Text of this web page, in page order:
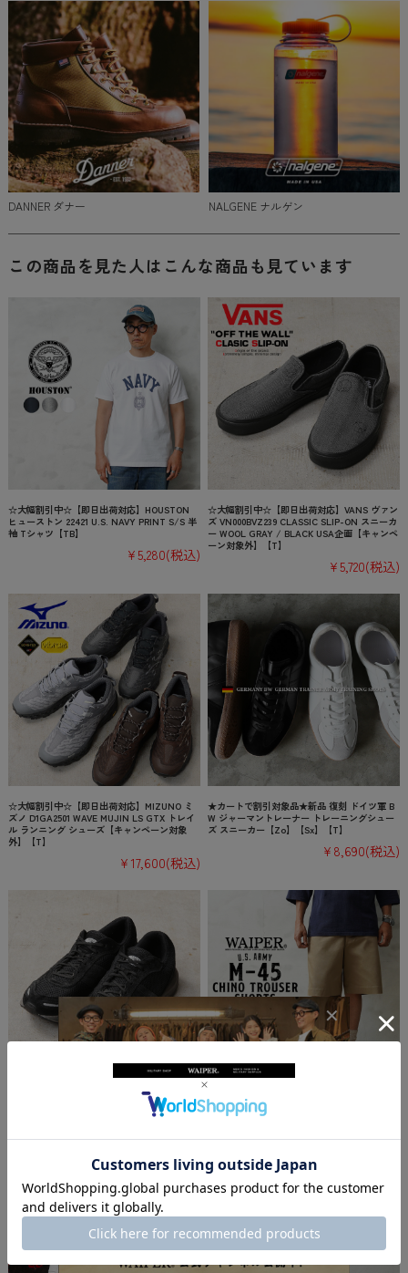
DANNER ダナー NALGENE ナルゲン
この商品を見た人はこんな商品も見ています
☆大幅割引中☆【即日出荷対応】HOUSTON
ヒューストン 22421 U.S. NAVY PRINT S/S 半
袖 Tシャツ【TB】
¥5,280(税込)
☆大幅割引中☆【即日出荷対応】VANS ヴァン
ズ VN000BVZ239 CLASSIC SLIP-ON スニーカ
ー WOOL GRAY / BLACK USA企画【キャンペ
ーン対象外】【T】
¥5,720(税込)
☆大幅割引中☆【即日出荷対応】MIZUNO ミ
ズノ D1GA2501 WAVE MUJIN LS GTX トレイ
ル ランニング シューズ【キャンペーン対象
外】【T】
¥17,600(税込)
★カートで割引対象品★新品 復刻 ドイツ軍 B
W ジャーマントレーナー トレーニングシュー
ズ スニーカー【Zo】【Sx】【T】
¥8,690(税込)
実物 USED 米軍 Eagle Mountain トレーニン
グシューズ by Propper STEALTH【キャンペ
☆大幅割引中☆【即日出荷対応】WAIPER.inc
米軍 M-45 チノトラウザーショーツ【WP108